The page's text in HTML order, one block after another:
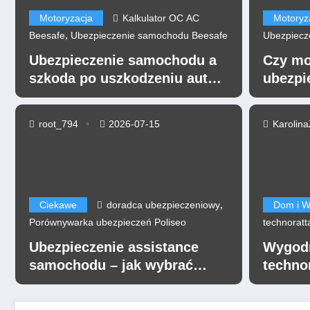
Motoryzacja
Kalkulator OC AC
Beesafe, Ubezpieczenie samochodu Beesafe
Ubezpieczenie samochodu a
szkoda po uszkodzeniu auta
przez niezabezpieczoną
Ciekawe doradca ubezpieczeniowy,
Porównywarka ubezpieczeń Poliseo
Ubezpieczenie assistance
samochodu – jak wybrać
pomoc drogową dopasowaną
do swoich podróży?
root_794 2026-07-15
Czy
Dom i
– jak wybrać pomoc
dopasowaną do swoich
Read More